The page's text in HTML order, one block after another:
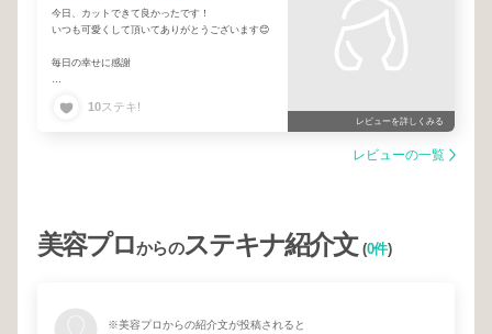
今日、カットできて良かったです！
いつも可愛くして頂いてありがとうございます😊
毎日の幸せに感謝
10ステキ!
レビューを詳しくみる
レビューの一覧
美容プロからのステキナ紹介文(0件)
※美容プロからの紹介文が投稿されると